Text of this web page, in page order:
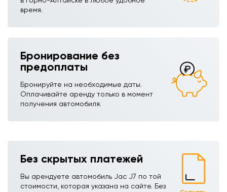
время.
Бронирование без
предоплаты
Бронируйте на необходимые даты.
Оплачивайте аренду только в момент
получения автомобиля.
Без скрытых платежей
Вы арендуете автомобиль Jac J7ㅤ по той
стоимости, которая указана на сайте. Без